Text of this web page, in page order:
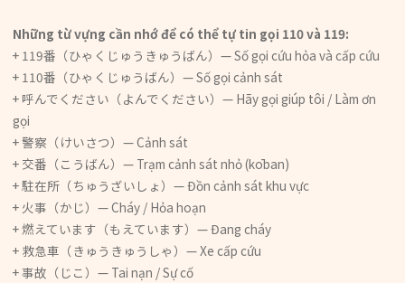
Những từ vựng cần nhớ để có thể tự tin gọi 110 và 119:
+ 119番（ひゃくじゅうきゅうばん）— Số gọi cứu hỏa và cấp cứu
+ 110番（ひゃくじゅうばん）— Số gọi cảnh sát
+ 呼んでください（よんでください）— Hãy gọi giúp tôi / Làm ơn
gọi
+ 警察（けいさつ）— Cảnh sát
+ 交番（こうばん）— Trạm cảnh sát nhỏ (kōban)
+ 駐在所（ちゅうざいしょ）— Đồn cảnh sát khu vực
+ 火事（かじ）— Cháy / Hỏa hoạn
+ 燃えています（もえています）— Đang cháy
+ 救急車（きゅうきゅうしゃ）— Xe cấp cứu
+ 事故（じこ）— Tai nạn / Sự cố